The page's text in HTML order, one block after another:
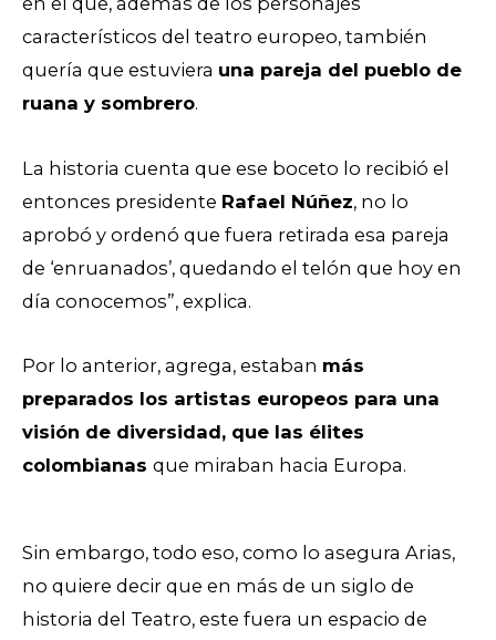
característicos del teatro europeo, también
quería que estuviera una pareja del pueblo de
ruana y sombrero.
La historia cuenta que ese boceto lo recibió el
entonces presidente Rafael Núñez, no lo
aprobó y ordenó que fuera retirada esa pareja
de ‘enruanados’, quedando el telón que hoy en
día conocemos”, explica.
Por lo anterior, agrega, estaban más
preparados los artistas europeos para una
visión de diversidad, que las élites
colombianas que miraban hacia Europa.
Sin embargo, todo eso, como lo asegura Arias,
no quiere decir que en más de un siglo de
historia del Teatro, este fuera un espacio de